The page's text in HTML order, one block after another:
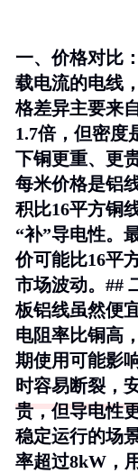
一、价格对比
载电流的电线
格差异主要来
1.7倍，但密度
下铜更重、更
每米价格是铝
积比16平方铜
“补”导电性。
价可能比16平
市场波动。##
板铝线虽然便
电阻率比铜高
期使用可能影
时容易断裂，
贵，但导电性
稳定运行的场
率超过8kW，